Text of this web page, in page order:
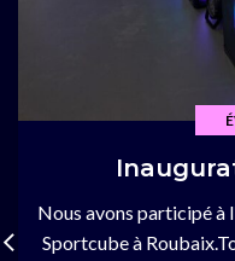
Nous avons participé à
Sportcube à